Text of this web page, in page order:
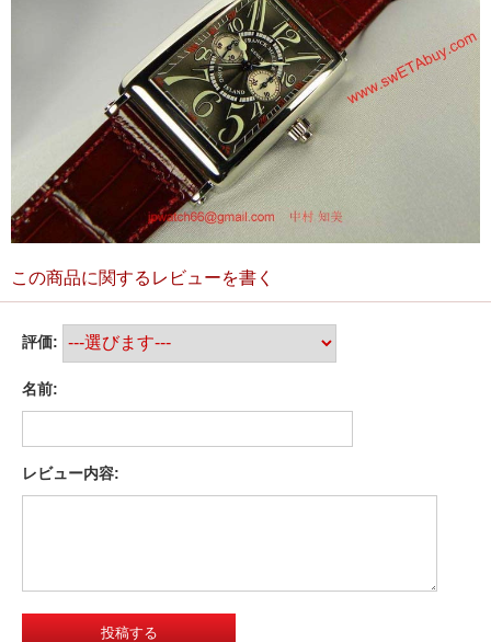
この商品に関するレビューを書く
評価:
名前:
レビュー内容: